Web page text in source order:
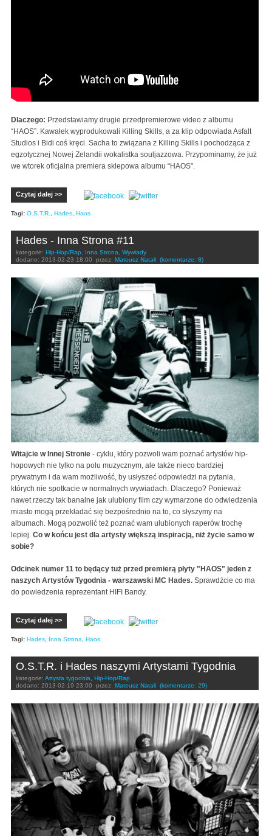
Dlaczego: Przedstawiamy drugie przedpremierowe video z albumu
“HAOS”. Kawałek wyprodukowali Killing Skills, a za klip odpowiada Asfalt
Studios i Bidi coś kręci. Sacha to związana z Killing Skills i pochodząca z
egzotycznej Nowej Zelandii wokalistka souljazzowa. Przypominamy, że już
we wtorek oficjalna premiera sklepowa albumu “HAOS”.
Czytaj dalej >>
Tagi: O.S.T.R. Hades Haos
Hades - Inna Strona #11
kategorie: Hip-Hop/Rap Inna Strona
Wywiady
dodano: 2013-02-23 18:00 przez: Mateusz Natali (komentarze: 8)
Witajcie w Innej Stronie - cyklu, który pozwoli wam poznać artystów hip-
hopowych nie tylko na polu muzycznym, ale także nieco bardziej
prywatnym i da wam możliwość, by usłyszeć odpowiedzi na pytania,
których nie spotkacie w normalnych wywiadach. Dlaczego? Ponieważ
nawet rzeczy tak banalne jak ulubiony film czy wymarzone do odwiedzenia
miasto mogą przekładać się bezpośrednio na to, co słyszymy na
albumach. Mogą pozwolić też poznać wam ulubionych raperów trochę
lepiej. Co w końcu jest dla artysty większą inspiracją, niż życie samo w
sobie?
Odcinek numer 11 to będący tuż przed premierą płyty "HAOS" jeden z
naszych Artystów Tygodnia - warszawski MC Hades. Sprawdźcie co ma
do powiedzenia reprezentant HIFI Bandy.
Czytaj dalej >>
Tagi: Hades Inna Strona Haos
O.S.T.R. i Hades naszymi Artystami Tygodnia
kategorie: Artysta tygodnia
Hip-Hop/Rap
dodano: 2013-02-19 23:00 przez: Mateusz Natali (komentarze: 29)